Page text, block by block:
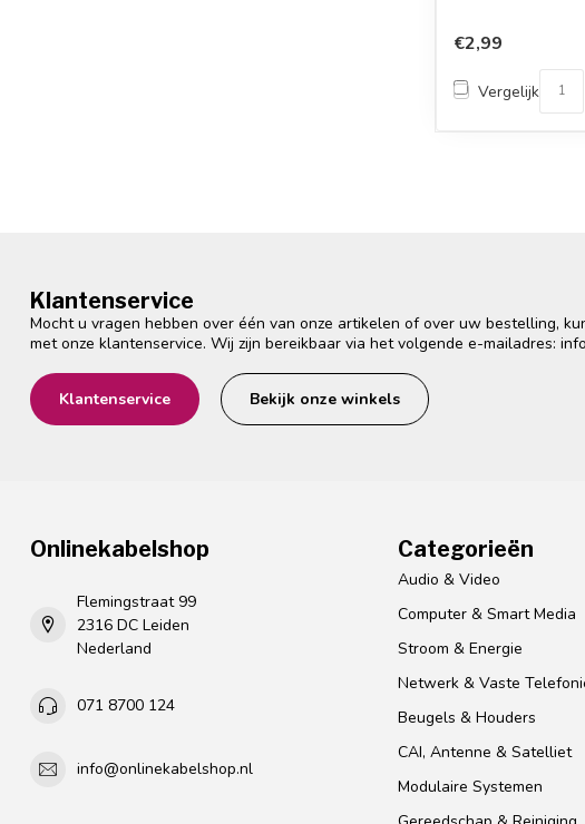
€2,99
Vergelijk
Klantenservice
Mocht u vragen hebben over één van onze artikelen of over uw bestelling,
met onze klantenservice. Wij zijn bereikbaar via het volgende e-mailadres:
Klantenservice Bekijk onze winkels
Onlinekabelshop
Flemingstraat 99
2316 DC Leiden
Nederland
071 8700 124
info@onlinekabelshop.nl
Categorieën
Audio & Video
Computer & Smart Media
Stroom & Energie
Netwerk & Vaste
Beugels & Houders
CAI, Antenne & Satelliet
Modulaire Systemen